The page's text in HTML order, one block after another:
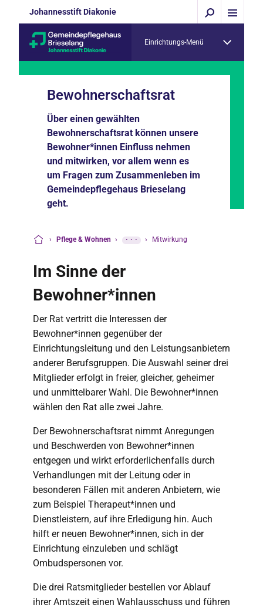
Johannesstift Diakonie
Einrichtungs-Menü
Bewohnerschaftsrat
Über einen gewählten
Bewohnerschaftsrat können unsere
Bewohner*innen Einfluss nehmen
und mitwirken, vor allem wenn es
um Fragen zum Zusammenleben im
Gemeindepflegehaus Brieselang
geht.
› Pflege & Wohnen › ··· › Mitwirkung
Im Sinne der
Bewohner*innen
Der Rat vertritt die Interessen der
Bewohner*innen gegenüber der
Einrichtungsleitung und den Leistungsanbietern
anderer Berufsgruppen. Die Auswahl seiner drei
Mitglieder erfolgt in freier, gleicher, geheimer
und unmittelbarer Wahl. Die Bewohner*innen
wählen den Rat alle zwei Jahre.
Der Bewohnerschaftsrat nimmt Anregungen
und Beschwerden von Bewohner*innen
entgegen und wirkt erforderlichenfalls durch
Verhandlungen mit der Leitung oder in
besonderen Fällen mit anderen Anbietern, wie
zum Beispiel Therapeut*innen und
Dienstleistern, auf ihre Erledigung hin. Auch
hilft er neuen Bewohner*innen, sich in der
Einrichtung einzuleben und schlägt
Ombudspersonen vor.
Die drei Ratsmitglieder bestellen vor Ablauf
ihrer Amtszeit einen Wahlausschuss und führen